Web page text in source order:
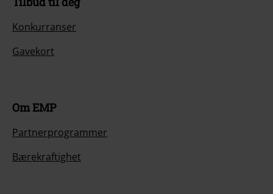
Konkurranser
Gavekort
Om EMP
Partnerprogrammer
Bærekraftighet